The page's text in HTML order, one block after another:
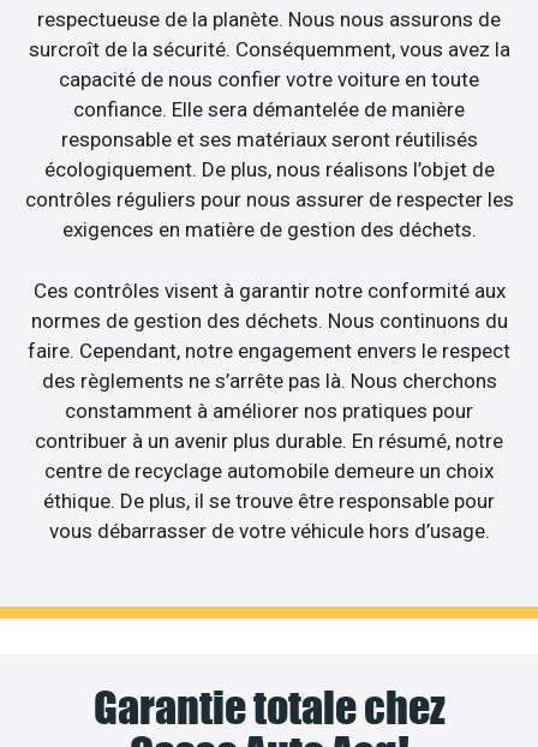
respectueuse de la planète. Nous nous assurons de
surcroît de la sécurité. Conséquemment, vous avez la
capacité de nous confier votre voiture en toute
confiance. Elle sera démantelée de manière
responsable et ses matériaux seront réutilisés
écologiquement. De plus, nous réalisons l’objet de
contrôles réguliers pour nous assurer de respecter les
exigences en matière de gestion des déchets.
Ces contrôles visent à garantir notre conformité aux
normes de gestion des déchets. Nous continuons du
faire. Cependant, notre engagement envers le respect
des règlements ne s’arrête pas là. Nous cherchons
constamment à améliorer nos pratiques pour
contribuer à un avenir plus durable. En résumé, notre
centre de recyclage automobile demeure un choix
éthique. De plus, il se trouve être responsable pour
vous débarrasser de votre véhicule hors d’usage.
Garantie totale chez